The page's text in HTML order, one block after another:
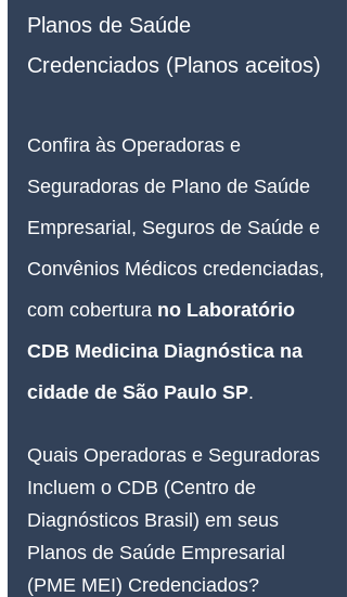
Planos de Saúde
Credenciados (Planos aceitos)
Confira às Operadoras e
Seguradoras de Plano de Saúde
Empresarial, Seguros de Saúde e
Convênios Médicos credenciadas,
com cobertura no Laboratório
CDB Medicina Diagnóstica na
cidade de São Paulo SP.
Quais Operadoras e Seguradoras
Incluem o CDB (Centro de
Diagnósticos Brasil) em seus
Planos de Saúde Empresarial
(PME MEI) Credenciados?